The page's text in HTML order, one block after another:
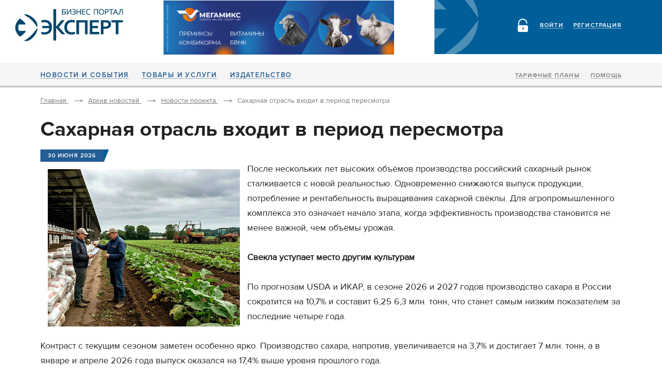
РЕГИСТРАЦИЯ
ВОЙТИ
НОВОСТИ И СОБЫТИЯ ТОВАРЫ И УСЛУГИ ИЗДАТЕЛЬСТВО ТАРИФНЫЕ ПЛАНЫ ПОМОЩЬ
Главная Архив новостей Новости проекта Сахарная отрасль входит в период пересмотра
Сахарная отрасль входит в период пересмотра
30 ИЮНЯ 2026
После нескольких лет высоких объёмов производства российский сахарный рынок
сталкивается с новой реальностью. Одновременно снижаются выпуск продукции,
потребление и рентабельность выращивания сахарной свёклы. Для агропромышленного
комплекса это означает начало этапа, когда эффективность производства становится не
менее важной, чем объёмы урожая.
Свекла уступает место другим культурам
По прогнозам USDA и ИКАР, в сезоне 2026 и 2027 годов производство сахара в России
сократится на 10,7% и составит 6,25 6,3 млн. тонн, что станет самым низким показателем за
последние четыре года.
Контраст с текущим сезоном заметен особенно ярко. Производство сахара, напротив, увеличивается на 3,7% и достигает 7 млн. тонн, а в
январе и апреле 2026 года выпуск оказался на 17,4% выше уровня прошлого года.